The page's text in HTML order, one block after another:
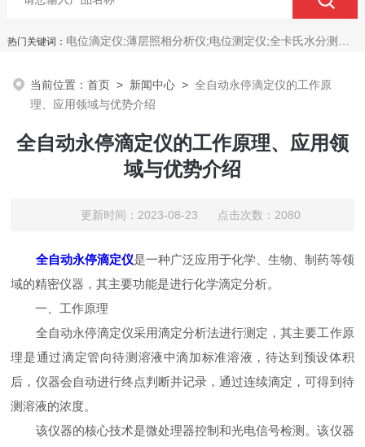
热门关键词： 电位滴定仪;薄层照相分析仪;电位测定仪;全卡氏水分测定仪;全自动永停滴定仪;菌落计数分析仪;抑菌圈测量仪;抑菌圈分析仪
当前位置：首页 > 新闻中心 >全自动永停滴定仪的工作原
理、应用领域与优势介绍
全自动永停滴定仪的工作原理、应用领
域与优势介绍
更新时间：2023-08-23 点击次数：2080
全自动永停滴定仪是一种广泛应用于化学、生物、制药等领
域的精密仪器，其主要功能是进行化学滴定分析。
一、工作原理
全自动永停滴定仪采用滴定分析法进行测定，其主要工作原
理是通过滴定管向待测溶液中滴加标准溶液，待达到预设体积
后，仪器会自动进行终点判断并记录，通过连续滴定，可得到待
测溶液的浓度。
该仪器的核心技术是微处理器控制和光电信号检测。该仪器